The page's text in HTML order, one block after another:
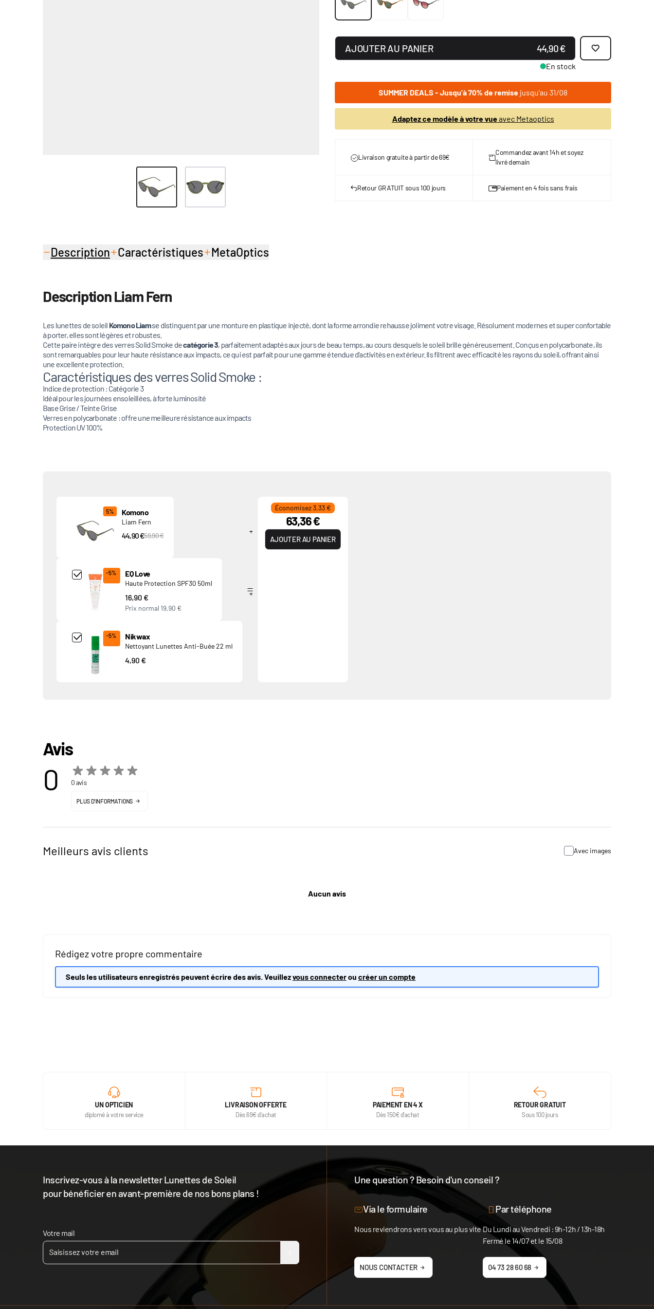
AJOUTER AU PANIER 44,90 €
En stock
SUMMER DEALS - Jusqu'à 70% de remise jusqu'au 31/08
Adaptez ce modèle à votre vueavec Metaoptics
Livraison gratuite à partir de 69€
Commandez avant 14h et soyez
livré demain
Retour GRATUIT sous 100 jours Paiement en 4 fois sans frais
Description Caractéristiques MetaOptics
Description Liam Fern
Les lunettes de soleil Komono Liamse distinguent par une monture en plastique injecté, dont la forme arrondie rehausse joliment votre visage. Résolument modernes et super confortable
à porter, elles sont légères et robustes.
Cette paire intègre des verres Solid Smoke decatégorie 3, parfaitement adaptés aux jours de beau temps, au cours desquels le soleil brille généreusement. Conçus en polycarbonate, ils
sont remarquables pour leur haute résistance aux impacts, ce qui est parfait pour une gamme étendue d'activités en extérieur. Ils filtrent avec efficacité les rayons du soleil, offrant ainsi
une excellente protection.
Caractéristiques des verres Solid Smoke :
Indice de protection : Catégorie 3
Idéal pour les journées ensoleillées, à forte luminosité
Base Grise / Teinte Grise
Verres en polycarbonate : offre une meilleure résistance aux impacts
Protection UV 100%
5% Komono
Liam Fern
44,90 €PVC Price
59,90 €
Add Product MjQ4MTk= undefined
-5% EQ Love
Haute Protection SPF30 50ml
16,90 €
Prix normal 19,90 €
Add Product MjkwNDA= undefined
-5% Nikwax
Nettoyant Lunettes Anti-Buée 22 ml
4,90 €
Économisez 3,33 €
63,36 €
AJOUTER AU PANIER
Avis
0 0 avis
PLUS D'INFORMATIONS
Meilleurs avis clients Avec images
Aucun avis
Rédigez votre propre commentaire
Seuls les utilisateurs enregistrés peuvent écrire des avis. Veuillezvous connecterou créer un compte
UN OPTICIEN
diplomé à votre service
LIVRAISON OFFERTE
Dès 69€ d'achat
PAIEMENT EN 4 X
Dès 150€ d'achat
RETOUR GRATUIT
Sous 100 jours
Inscrivez-vous à la newsletter Lunettes de Soleil
pour bénéficier en avant-première de nos bons plans !
Votre mail
Une question ? Besoin d'un conseil ?
Notre équipe est à votre disposition
Via le formulaire Par téléphone
Nous reviendrons vers vous au plus vite
NOUS CONTACTER
Du Lundi au Vendredi : 9h-12h / 13h-18h
Fermé le 14/07 et le 15/08
04 73 28 60 68